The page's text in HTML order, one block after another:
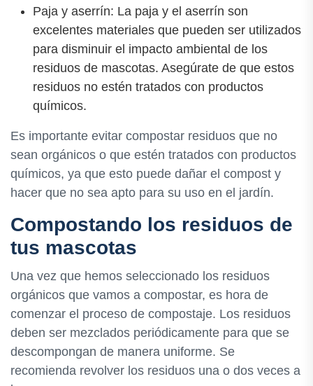
Paja y aserrín: La paja y el aserrín son
excelentes materiales que pueden ser utilizados
para disminuir el impacto ambiental de los
residuos de mascotas. Asegúrate de que estos
residuos no estén tratados con productos
químicos.
Es importante evitar compostar residuos que no
sean orgánicos o que estén tratados con productos
químicos, ya que esto puede dañar el compost y
hacer que no sea apto para su uso en el jardín.
Compostando los residuos de
tus mascotas
Una vez que hemos seleccionado los residuos
orgánicos que vamos a compostar, es hora de
comenzar el proceso de compostaje. Los residuos
deben ser mezclados periódicamente para que se
descompongan de manera uniforme. Se
recomienda revolver los residuos una o dos veces a